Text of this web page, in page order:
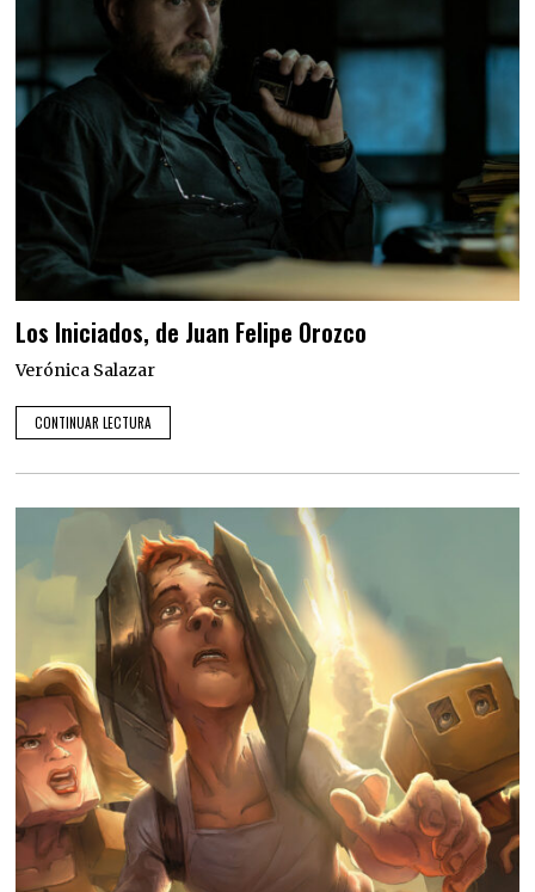
Los Iniciados, de Juan Felipe Orozco
Verónica Salazar
CONTINUAR LECTURA